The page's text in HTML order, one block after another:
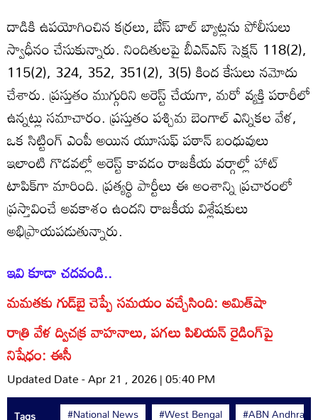
దాడికి ఉపయోగించిన కర్రలు, బేస్ బాల్ బ్యాట్లను పోలీసులు
స్వాధీనం చేసుకున్నారు. నిందితులపై బీఎన్ఎస్ సెక్షన్ 118(2),
115(2), 324, 352, 351(2), 3(5) కింద కేసులు నమోదు
చేశారు. ప్రస్తుతం ముగ్గురిని అరెస్ట్ చేయగా, మరో వ్యక్తి పరారీలో
ఉన్నట్లు సమాచారం. ప్రస్తుతం పశ్చిమ బెంగాల్ ఎన్నికల వేళ,
ఒక సిట్టింగ్ ఎంపీ అయిన యూసుఫ్ పఠాన్ బంధువులు
ఇలాంటి గొడవల్లో అరెస్ట్ కావడం రాజకీయ వర్గాల్లో హాట్
టాపిక్‌గా మారింది. ప్రత్యర్థి పార్టీలు ఈ అంశాన్ని ప్రచారంలో
ప్రస్తావించే అవకాశం ఉందని రాజకీయ విశ్లేషకులు
అభిప్రాయపడుతున్నారు.
ఇవి కూడా చదవండి..
మమతకు గుడ్‌బై చెప్పే సమయం వచ్చేసింది: అమిత్‌షా
రాత్రి వేళ ద్విచక్ర వాహనాలు, పగలు పిలియన్ రైడింగ్‌పై
నిషేధం: ఈసీ
Updated Date - Apr 21 , 2026 | 05:40 PM
Tags #National News #West Bengal #ABN